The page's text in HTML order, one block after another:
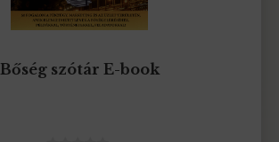
Bőség szótár E-book